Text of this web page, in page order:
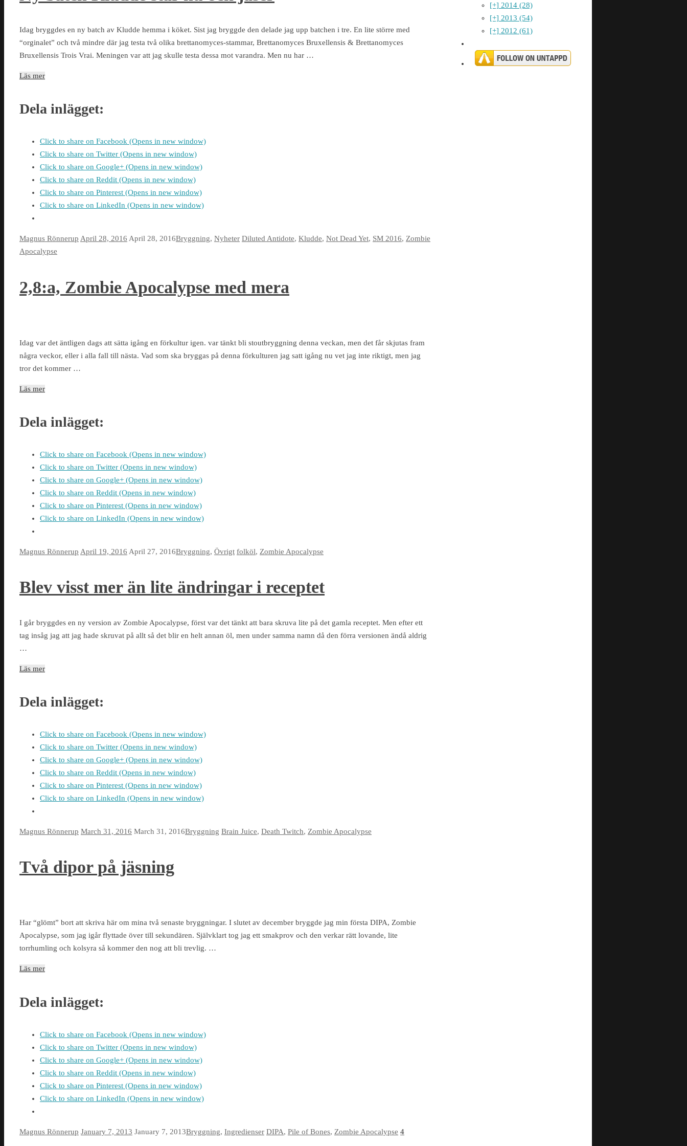
Idag bryggdes en ny batch av Kludde hemma i köket. Sist jag bryggde den delade jag upp batchen i tre. En lite större med
“orginalet” och två mindre där jag testa två olika brettanomyces-stammar, Brettanomyces Bruxellensis & Brettanomyces
Bruxellensis Trois Vrai. Meningen var att jag skulle testa dessa mot varandra. Men nu har …
Läs mer
Dela inlägget:
Click to share on Facebook (Opens in new window)
Click to share on Twitter (Opens in new window)
Click to share on Google+ (Opens in new window)
Click to share on Reddit (Opens in new window)
Click to share on Pinterest (Opens in new window)
Click to share on LinkedIn (Opens in new window)
Magnus Rönnerup April 28, 2016 April 28, 2016Bryggning, Nyheter Diluted Antidote, Kludde, Not Dead Yet, SM 2016, Zombie
Apocalypse
2,8:a, Zombie Apocalypse med mera
Idag var det äntligen dags att sätta igång en förkultur igen. var tänkt bli stoutbryggning denna veckan, men det får skjutas fram
några veckor, eller i alla fall till nästa. Vad som ska bryggas på denna förkulturen jag satt igång nu vet jag inte riktigt, men jag
tror det kommer …
Läs mer
Dela inlägget:
Click to share on Facebook (Opens in new window)
Click to share on Twitter (Opens in new window)
Click to share on Google+ (Opens in new window)
Click to share on Reddit (Opens in new window)
Click to share on Pinterest (Opens in new window)
Click to share on LinkedIn (Opens in new window)
Magnus Rönnerup April 19, 2016 April 27, 2016Bryggning, Övrigt folköl, Zombie Apocalypse
Blev visst mer än lite ändringar i receptet
I går bryggdes en ny version av Zombie Apocalypse, först var det tänkt att bara skruva lite på det gamla receptet. Men efter ett
tag insåg jag att jag hade skruvat på allt så det blir en helt annan öl, men under samma namn då den förra versionen ändå aldrig
…
Läs mer
Dela inlägget:
Click to share on Facebook (Opens in new window)
Click to share on Twitter (Opens in new window)
Click to share on Google+ (Opens in new window)
Click to share on Reddit (Opens in new window)
Click to share on Pinterest (Opens in new window)
Click to share on LinkedIn (Opens in new window)
Magnus Rönnerup March 31, 2016 March 31, 2016Bryggning Brain Juice, Death Twitch, Zombie Apocalypse
Två dipor på jäsning
Har “glömt” bort att skriva här om mina två senaste bryggningar. I slutet av december bryggde jag min första DIPA, Zombie
Apocalypse, som jag igår flyttade över till sekundären. Självklart tog jag ett smakprov och den verkar rätt lovande, lite
torrhumling och kolsyra så kommer den nog att bli trevlig. …
Läs mer
Dela inlägget:
Click to share on Facebook (Opens in new window)
Click to share on Twitter (Opens in new window)
Click to share on Google+ (Opens in new window)
Click to share on Reddit (Opens in new window)
Click to share on Pinterest (Opens in new window)
Click to share on LinkedIn (Opens in new window)
Magnus Rönnerup January 7, 2013 January 7, 2013Bryggning, Ingredienser DIPA, Pile of Bones, Zombie Apocalypse 4
[+] 2014 (28)
[+] 2013 (54)
[+] 2012 (61)